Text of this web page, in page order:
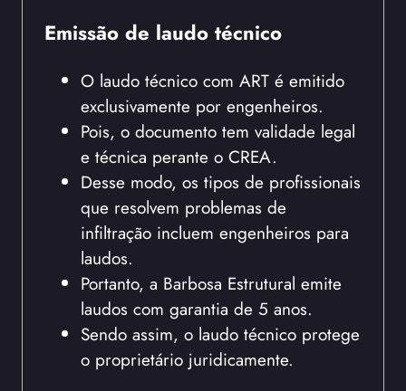
Emissão de laudo técnico
O laudo técnico com ART é emitido
exclusivamente por engenheiros.
Pois, o documento tem validade legal
e técnica perante o CREA.
Desse modo, os tipos de profissionais
que resolvem problemas de
infiltração incluem engenheiros para
laudos.
Portanto, a Barbosa Estrutural emite
laudos com garantia de 5 anos.
Sendo assim, o laudo técnico protege
o proprietário juridicamente.